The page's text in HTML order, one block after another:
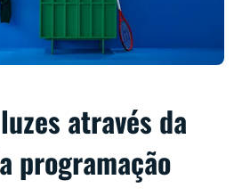
através da
programação